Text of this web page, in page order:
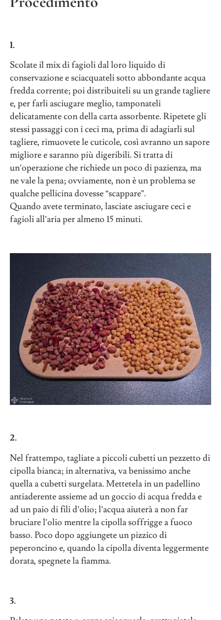
1.
Scolate il mix di fagioli dal loro liquido di
conservazione e sciacquateli sotto abbondante acqua
fredda corrente; poi distribuiteli su un grande tagliere
e, per farli asciugare meglio, tamponateli
delicatamente con della carta assorbente. Ripetete gli
stessi passaggi con i ceci ma, prima di adagiarli sul
tagliere, rimuovete le cuticole, così avranno un sapore
migliore e saranno più digeribili. Si tratta di
un’operazione che richiede un poco di pazienza, ma
ne vale la pena; ovviamente, non è un problema se
qualche pellicina dovesse “scappare”.
Quando avete terminato, lasciate asciugare ceci e
fagioli all’aria per almeno 15 minuti.
2.
Nel frattempo, tagliate a piccoli cubetti un pezzetto di
cipolla bianca; in alternativa, va benissimo anche
quella a cubetti surgelata. Mettetela in un padellino
antiaderente assieme ad un goccio di acqua fredda e
ad un paio di fili d’olio; l’acqua aiuterà a non far
bruciare l’olio mentre la cipolla soffrigge a fuoco
basso. Poco dopo aggiungete un pizzico di
peperoncino e, quando la cipolla diventa leggermente
dorata, spegnete la fiamma.
3.